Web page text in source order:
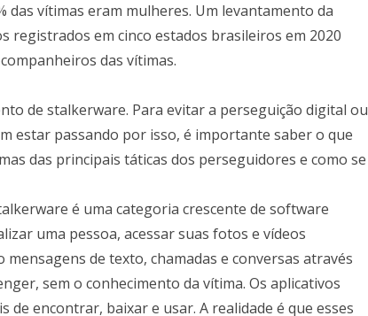
das vítimas eram mulheres. Um levantamento da
registrados em cinco estados brasileiros em 2020
das vítimas.
de stalkerware. Para evitar a perseguição digital ou
estar passando por isso, é importante saber o que
das principais táticas dos perseguidores e como se
é uma categoria crescente de software
uma pessoa, acessar suas fotos e vídeos
de texto, chamadas e conversas através
sem o conhecimento da vítima. Os aplicativos
de encontrar, baixar e usar. A realidade é que esses